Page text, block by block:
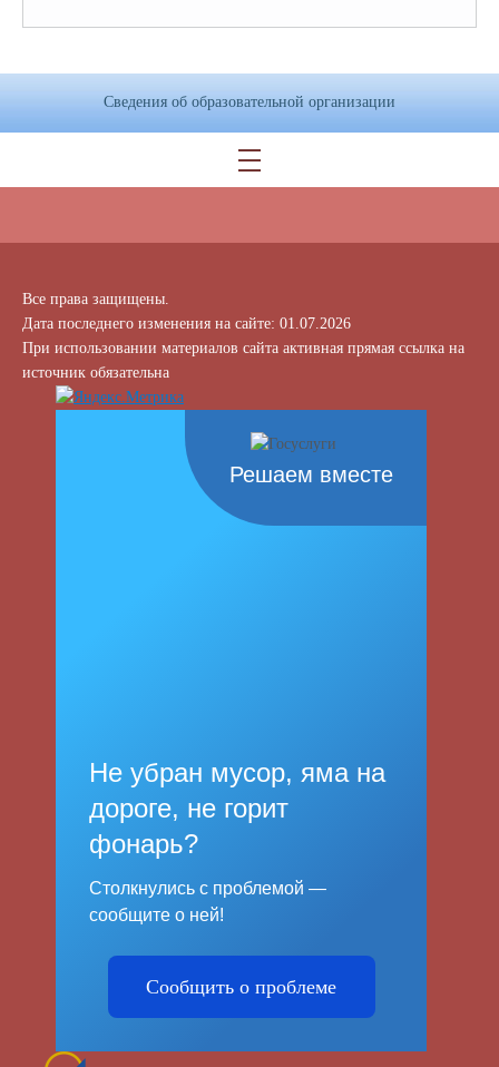
Сведения об образовательной организации
Все права защищены.
Дата последнего изменения на сайте: 01.07.2026
При использовании материалов сайта активная прямая ссылка на
источник обязательна
Решаем вместе
Не убран мусор, яма на
дороге, не горит
фонарь?
Столкнулись с проблемой —
сообщите о ней!
Сообщить о проблеме